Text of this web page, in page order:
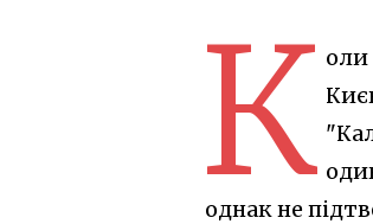
К оли
однак не